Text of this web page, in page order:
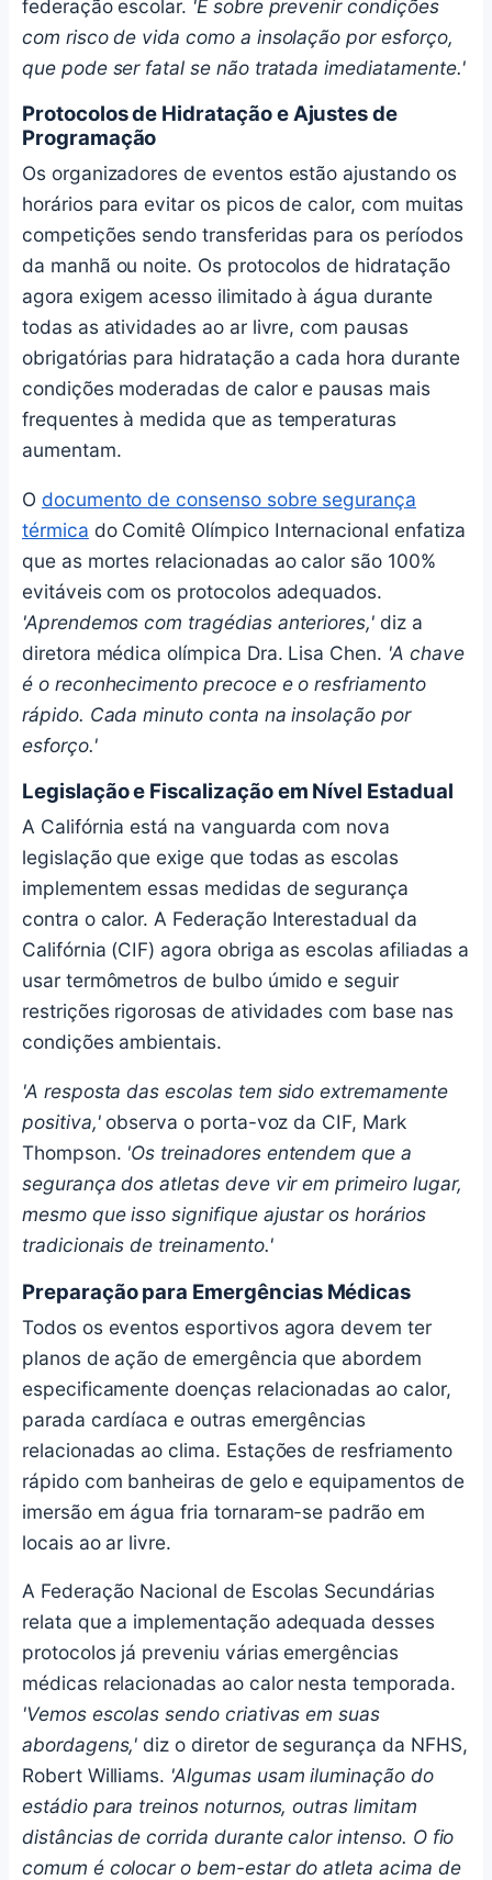
federação escolar. 'É sobre prevenir condições
com risco de vida como a insolação por esforço,
que pode ser fatal se não tratada imediatamente.'
Protocolos de Hidratação e Ajustes de
Programação
Os organizadores de eventos estão ajustando os
horários para evitar os picos de calor, com muitas
competições sendo transferidas para os períodos
da manhã ou noite. Os protocolos de hidratação
agora exigem acesso ilimitado à água durante
todas as atividades ao ar livre, com pausas
obrigatórias para hidratação a cada hora durante
condições moderadas de calor e pausas mais
frequentes à medida que as temperaturas
aumentam.
O documento de consenso sobre segurança
térmica do Comitê Olímpico Internacional enfatiza
que as mortes relacionadas ao calor são 100%
evitáveis com os protocolos adequados.
'Aprendemos com tragédias anteriores,' diz a
diretora médica olímpica Dra. Lisa Chen. 'A chave
é o reconhecimento precoce e o resfriamento
rápido. Cada minuto conta na insolação por
esforço.'
Legislação e Fiscalização em Nível Estadual
A Califórnia está na vanguarda com nova
legislação que exige que todas as escolas
implementem essas medidas de segurança
contra o calor. A Federação Interestadual da
Califórnia (CIF) agora obriga as escolas afiliadas a
usar termômetros de bulbo úmido e seguir
restrições rigorosas de atividades com base nas
condições ambientais.
'A resposta das escolas tem sido extremamente
positiva,'observa o porta-voz da CIF, Mark
Thompson. 'Os treinadores entendem que a
segurança dos atletas deve vir em primeiro lugar,
mesmo que isso signifique ajustar os horários
tradicionais de treinamento.'
Preparação para Emergências Médicas
Todos os eventos esportivos agora devem ter
planos de ação de emergência que abordem
especificamente doenças relacionadas ao calor,
parada cardíaca e outras emergências
relacionadas ao clima. Estações de resfriamento
rápido com banheiras de gelo e equipamentos de
imersão em água fria tornaram-se padrão em
locais ao ar livre.
A Federação Nacional de Escolas Secundárias
relata que a implementação adequada desses
protocolos já preveniu várias emergências
médicas relacionadas ao calor nesta temporada.
'Vemos escolas sendo criativas em suas
abordagens,' diz o diretor de segurança da NFHS,
Robert Williams. 'Algumas usam iluminação do
estádio para treinos noturnos, outras limitam
distâncias de corrida durante calor intenso. O fio
comum é colocar o bem-estar do atleta acima de